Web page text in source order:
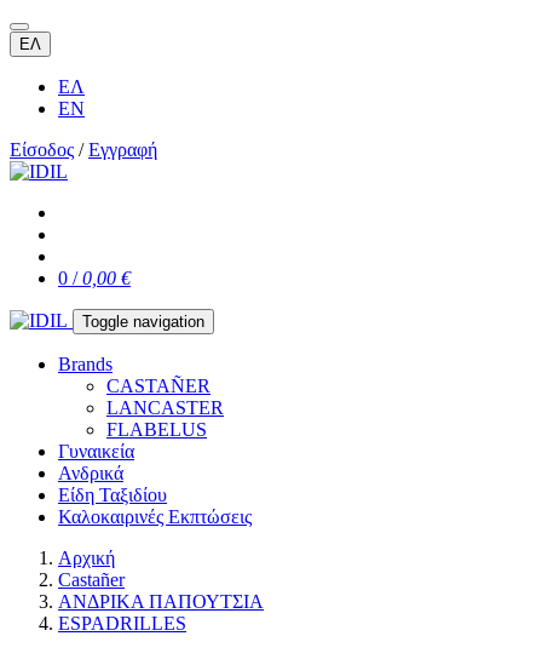
ΕΛ
ΕΛ
EN
Είσοδος /Εγγραφή
0 /0,00 €
Toggle navigation
Brands
CASTAÑER
LANCASTER
FLABELUS
Γυναικεία
Ανδρικά
Είδη Ταξιδίου
Καλοκαιρινές Εκπτώσεις
Αρχική
Castañer
ΑΝΔΡΙΚΑ ΠΑΠΟΥΤΣΙΑ
ESPADRILLES